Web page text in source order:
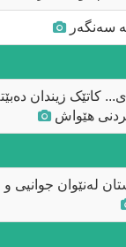
سەنگەر
کاتێک زیندان
هێواش
لەنێوان جوانیی و